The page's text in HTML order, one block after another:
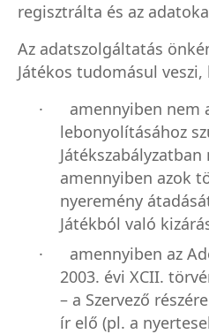
regisztrálta és az
Az adatszolgáltatás
Játékos tudomásul veszi,
· amennyiben nem
lebonyolításához
amennyiben azok
nyeremény
Játékból való
· amennyiben az
2003. évi XCII.
– a Szervező
ír elő (pl. a